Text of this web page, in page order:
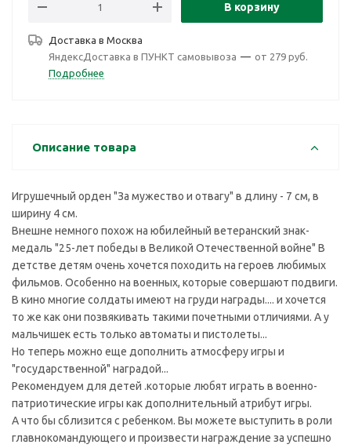
В корзину
Доставка в Москва
ЯндексДоставка в ПУНКТ самовывоза — от 279 руб.
Подробнее
Описание товара
Игрушечный орден "За мужество и отвагу" в длину - 7 см, в
ширину 4 см.
Внешне немного похож на юбилейный ветеранский знак-
медаль "25-лет победы в Великой Отечественной войне" В
детстве детям очень хочется походить на героев любимых
фильмов. Особенно на военных, которые совершают подвиги.
В кино многие солдаты имеют на груди награды.... и хочется
то же как они позвякивать такими почетными отличиями. А у
мальчишек есть только автоматы и пистолеты...
Но теперь можно еще дополнить атмосферу игры и
"государственной" наградой...
Рекомендуем для детей .которые любят играть в военно-
патриотические игры как дополнительный атрибут игры.
А что бы сблизится с ребенком. Вы можете выступить в роли
главнокомандующего и произвести награждение за успешно